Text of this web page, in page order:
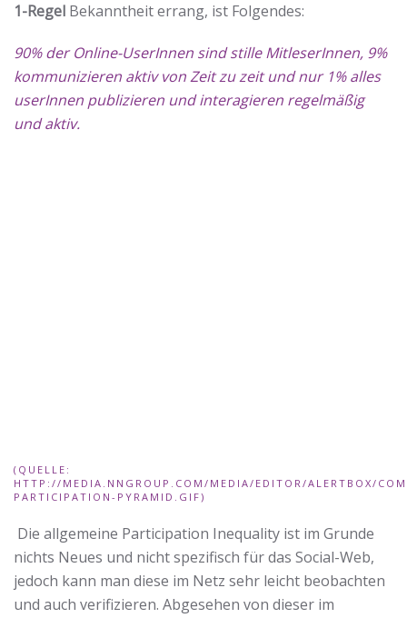
1-Regel Bekanntheit errang, ist Folgendes:
90% der Online-UserInnen sind stille MitleserInnen, 9%
kommunizieren aktiv von Zeit zu zeit und nur 1% alles
userInnen publizieren und interagieren regelmäßig
und aktiv.
(QUELLE:
HTTP://MEDIA.NNGROUP.COM/MEDIA/EDITOR/ALERTBOX/
PARTICIPATION-PYRAMID.GIF)
Die allgemeine Participation Inequality ist im Grunde
nichts Neues und nicht spezifisch für das Social-Web,
jedoch kann man diese im Netz sehr leicht beobachten
und auch verifizieren. Abgesehen von dieser im